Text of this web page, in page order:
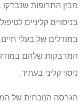
במודלים של בעלי
המדבקות שלהם
ניסוי קליני בעתיד.
הגרסה הנוכחית של